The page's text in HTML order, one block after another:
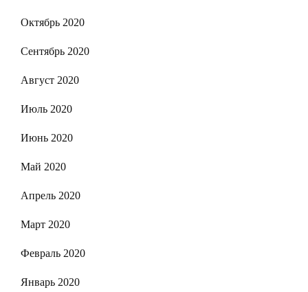
Октябрь 2020
Сентябрь 2020
Август 2020
Июль 2020
Июнь 2020
Май 2020
Апрель 2020
Март 2020
Февраль 2020
Январь 2020